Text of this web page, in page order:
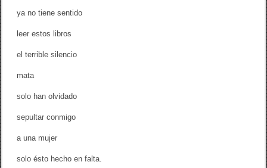
ya no tiene sentido
leer estos libros
el terrible silencio
mata
solo han olvidado
sepultar conmigo
a una mujer
solo ésto hecho en falta.